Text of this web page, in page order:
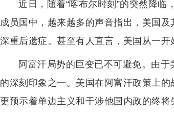
近日，随着“喀布尔时刻”的突然降
成员国中，越来越多的声音指出，美国
深重后遗症。甚至有人直言，美国从一开
阿富汗局势的巨变已不可避免。由
的深刻印象之一。美国在阿富汗政策上
更预示着单边主义和干涉他国内政的终将